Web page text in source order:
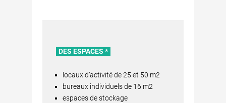
DES ESPACES *
locaux d’activité de 25 et 50 m2
bureaux individuels de 16 m2
espaces de stockage